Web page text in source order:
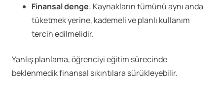
Finansal denge: Kaynakların tümünü aynı anda
tüketmek yerine, kademeli ve planlı kullanım
tercih edilmelidir.
Yanlış planlama, öğrenciyi eğitim sürecinde
beklenmedik finansal sıkıntılara sürükleyebilir.